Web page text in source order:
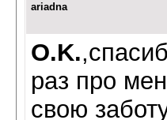
ariadna
O.K.
раз про
свою